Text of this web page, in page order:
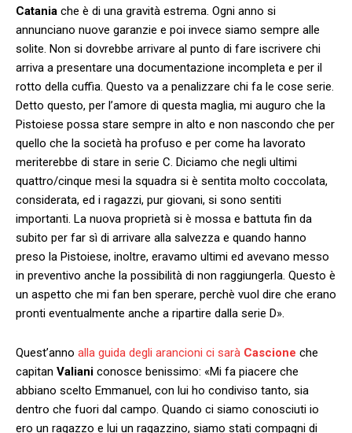
Catania che è di una gravità estrema. Ogni anno si
annunciano nuove garanzie e poi invece siamo sempre alle
solite. Non si dovrebbe arrivare al punto di fare iscrivere chi
arriva a presentare una documentazione incompleta e per il
rotto della cuffia. Questo va a penalizzare chi fa le cose serie.
Detto questo, per l’amore di questa maglia, mi auguro che la
Pistoiese possa stare sempre in alto e non nascondo che per
quello che la società ha profuso e per come ha lavorato
meriterebbe di stare in serie C. Diciamo che negli ultimi
quattro/cinque mesi la squadra si è sentita molto coccolata,
considerata, ed i ragazzi, pur giovani, si sono sentiti
importanti. La nuova proprietà si è mossa e battuta fin da
subito per far sì di arrivare alla salvezza e quando hanno
preso la Pistoiese, inoltre, eravamo ultimi ed avevano messo
in preventivo anche la possibilità di non raggiungerla. Questo è
un aspetto che mi fan ben sperare, perchè vuol dire che erano
pronti eventualmente anche a ripartire dalla serie D».
Quest’anno alla guida degli arancioni ci sarà Cascione che
capitan Valiani conosce benissimo: «Mi fa piacere che
abbiano scelto Emmanuel, con lui ho condiviso tanto, sia
dentro che fuori dal campo. Quando ci siamo conosciuti io
ero un ragazzo e lui un ragazzino, siamo stati compagni di